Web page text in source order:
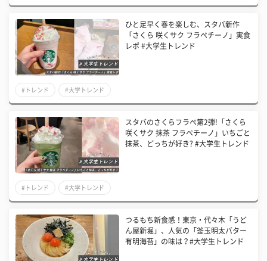
ひと足早く春を楽しむ、スタバ新作
「さくら 咲くサク フラペチーノ」実食
レポ #大学生トレンド
#トレンド #大学トレンド
スタバのさくらフラぺ第2弾!「さくら
咲くサク 抹茶 フラペチーノ」いちごと
抹茶、どっちが好き? #大学生トレンド
#トレンド #大学トレンド
つるもち新食感！東京・代々木「うど
ん屋新堀」、人気の「釜玉明太バター
有明海苔」の味は？#大学生トレンド